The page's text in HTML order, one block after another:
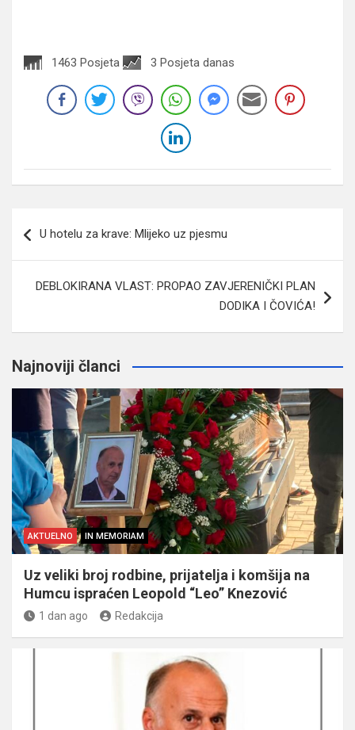
1463 Posjeta 3 Posjeta danas
članaka
U hotelu za krave: Mlijeko uz pjesmu
DEBLOKIRANA VLAST: PROPAO ZAVJERENIČKI PLAN
DODIKA I ČOVIĆA!
Najnoviji članci
AKTUELNO IN MEMORIAM
Uz veliki broj rodbine, prijatelja i komšija na
Humcu ispraćen Leopold “Leo” Knezović
1 dan ago Redakcija